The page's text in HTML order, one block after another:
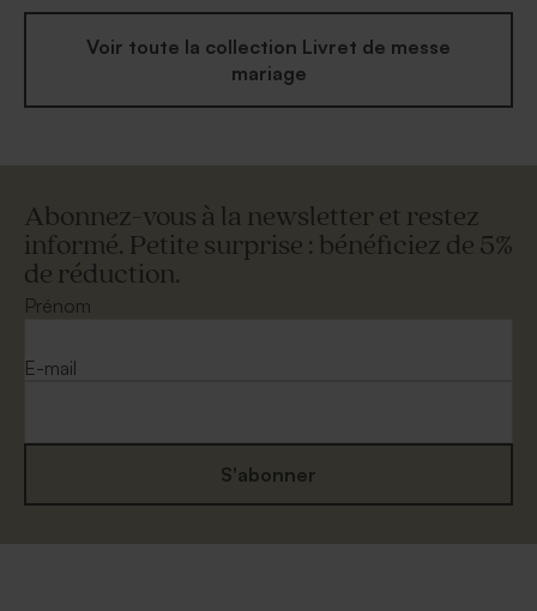
Voir toute la collection Livret de messe
mariage
Abonnez-vous à la newsletter et restez
informé. Petite surprise : bénéficiez de 5%
de réduction.
Prénom
E-mail
S'abonner